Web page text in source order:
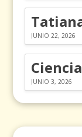
JUNIO 22, 2026
JUNIO 3, 2026